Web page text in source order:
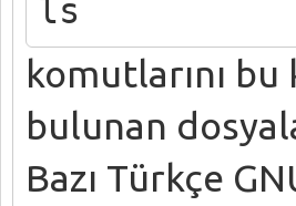
ls
komutlarını
bulunan
Bazı Türkçe